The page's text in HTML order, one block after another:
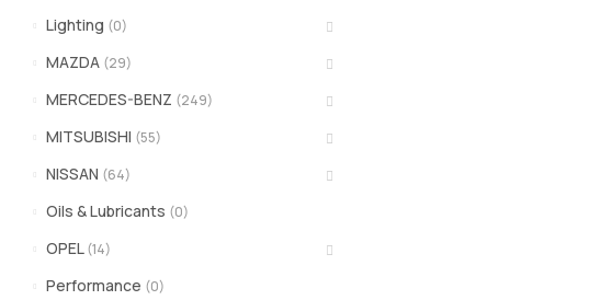
Lighting (0)
MAZDA (29)
MERCEDES-BENZ (249)
MITSUBISHI (55)
NISSAN (64)
Oils & Lubricants (0)
OPEL (14)
Performance (0)